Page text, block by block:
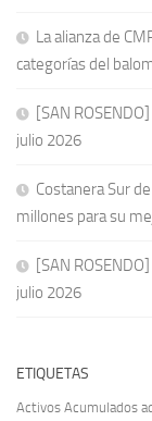
La alianza de
categorías del
[SAN
julio 2026
Costanera Sur
millones para su
[SAN
julio 2026
ETIQUETAS
Activos Acumulados